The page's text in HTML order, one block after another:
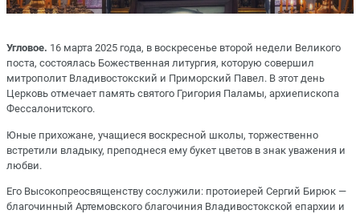
Угловое. 16 марта 2025 года, в воскресенье второй недели Великого
поста, состоялась Божественная литургия, которую совершил
митрополит Владивостокский и Приморский Павел. В этот день
Церковь отмечает память святого Григория Паламы, архиепископа
Фессалонитского.
Юные прихожане, учащиеся воскресной школы, торжественно
встретили владыку, преподнеся ему букет цветов в знак уважения и
любви.
Его Высокопреосвященству сослужили: протоиерей Сергий Бирюк —
благочинный Артемовского благочиния Владивостокской епархии и